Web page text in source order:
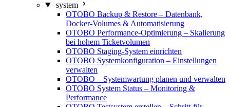
system
OTOBO Backup & Restore – Datenbank,
Docker-Volumes & Automatisierung
OTOBO Performance-Optimierung – Skalierung
bei hohem Ticketvolumen
OTOBO Staging-System einrichten
OTOBO Systemkonfiguration – Einstellungen
verwalten
OTOBO – Systemwartung planen und verwalten
OTOBO System Status – Monitoring &
Performance